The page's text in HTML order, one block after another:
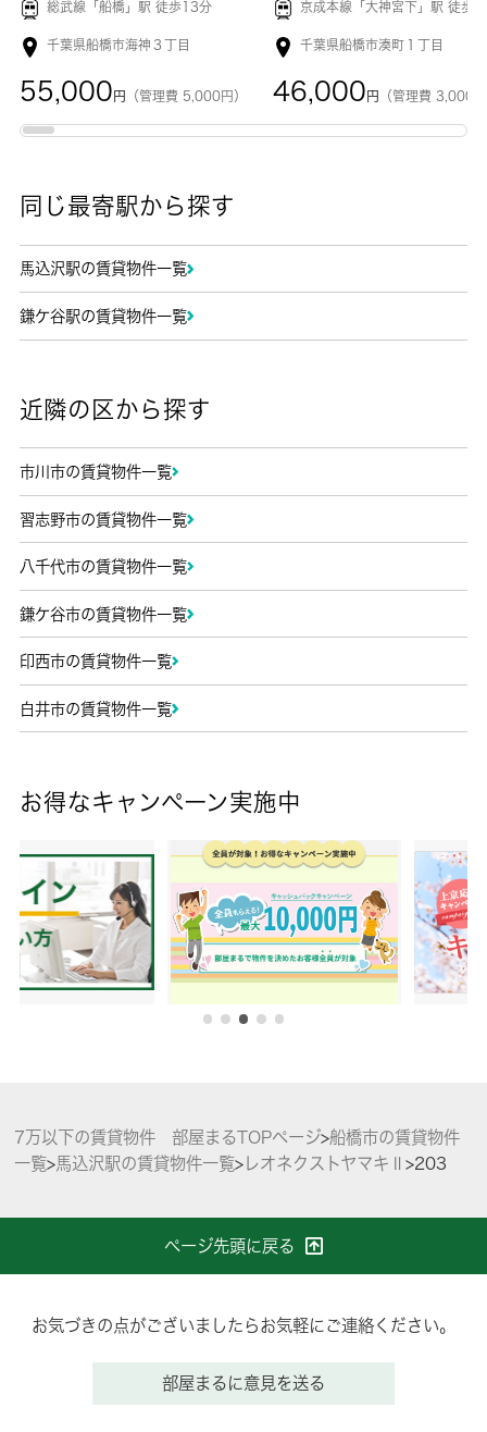
総武線「 船橋」駅 徒歩13分
千葉県船橋市海神３丁目
55,000 円 （管理費 5,000円）
京成本線「大神宮下 」駅 徒歩8
千葉県船橋市湊町１丁目
46,000 円 （管理費 3,000
同じ最寄駅から探す
馬込沢駅の賃貸物件一覧
鎌ケ谷駅の賃貸物件一覧
近隣の区から探す
市川市の賃貸物件一覧
習志野市の賃貸物件一覧
八千代市の賃貸物件一覧
鎌ケ谷市の賃貸物件一覧
印西市の賃貸物件一覧
白井市の賃貸物件一覧
お得なキャンペーン実施中
7万以下の賃貸物件 部屋まるTOPページ>船橋市の賃貸物件
一覧>馬込沢駅の賃貸物件一覧>レオネクストヤマキⅡ >203
ページ先頭に戻る
お気づきの点がございましたらお気軽にご連絡ください。
部屋まるに意見を送る